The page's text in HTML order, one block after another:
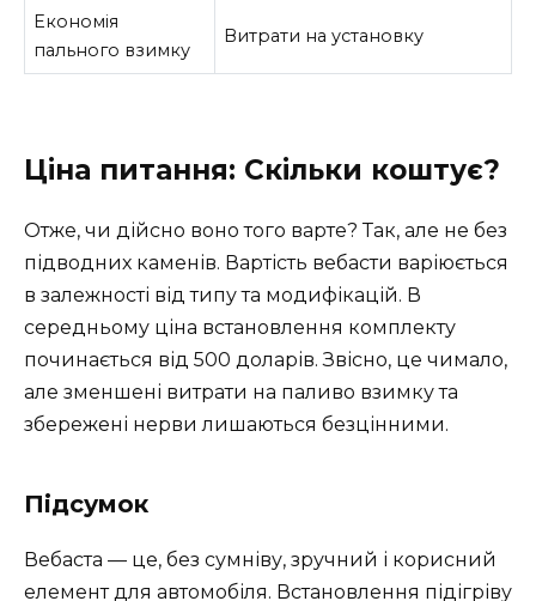
Економія
пального взимку
Витрати на установку
Ціна питання: Скільки коштує?
Отже, чи дійсно воно того варте? Так, але не без
підводних каменів. Вартість вебасти варіюється
в залежності від типу та модифікацій. В
середньому ціна встановлення комплекту
починається від 500 доларів. Звісно, це чимало,
але зменшені витрати на паливо взимку та
збережені нерви лишаються безцінними.
Підсумок
Вебаста — це, без сумніву, зручний і корисний
елемент для автомобіля. Встановлення підігріву